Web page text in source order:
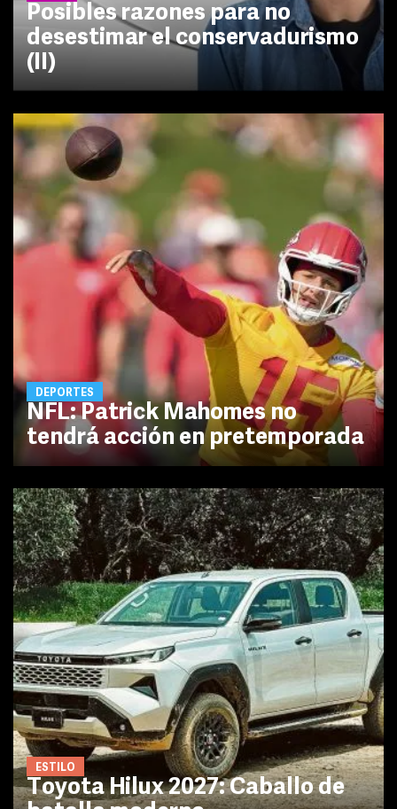
Posibles razones para no
desestimar el conservadurismo
(II)
DEPORTES
NFL: Patrick Mahomes no
tendrá acción en pretemporada
ESTILO
Toyota Hilux 2027: Caballo de